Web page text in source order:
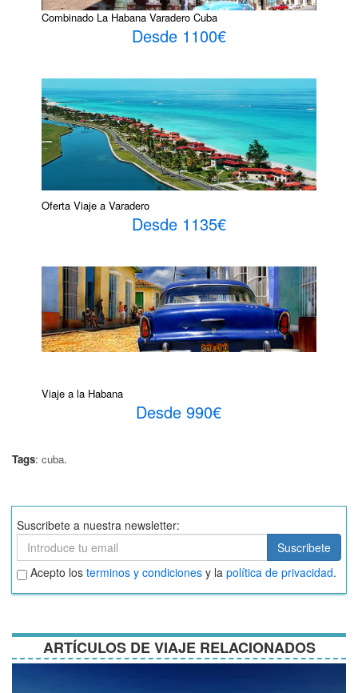
Combinado La Habana Varadero Cuba
Desde 1100€
Oferta Viaje a Varadero
Desde 1135€
Viaje a la Habana
Desde 990€
Tags: cuba.
Suscribete a nuestra newsletter:
Suscribete
Suscribete
Aceptar
términos
y
Acepto los terminos y condiciones y la política de privacidad.
ARTÍCULOS DE VIAJE RELACIONADOS